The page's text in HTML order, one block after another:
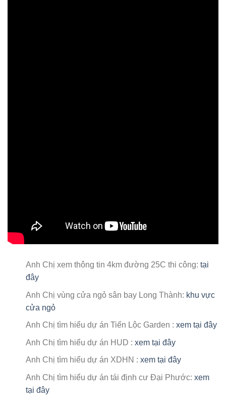
Anh Chị xem thông tin 4km đường 25C thi công: tại
đây
Anh Chị vùng cửa ngỏ sân bay Long Thành: khu vực
cửa ngỏ
Anh Chị tìm hiểu dự án Tiến Lộc Garden : xem tại đây
Anh Chị tìm hiểu dự án HUD : xem tại đây
Anh Chị tìm hiểu dự án XDHN : xem tại đây
Anh Chị tìm hiểu dự án tái định cư Đại Phước: xem
tại đây